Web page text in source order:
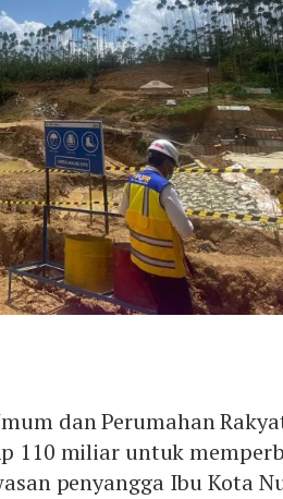
dan Perumahan
110 miliar untuk
penyangga Ibu Kota